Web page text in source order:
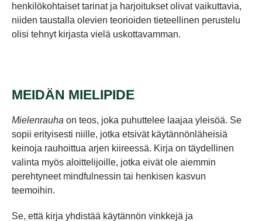
henkilökohtaiset tarinat ja harjoitukset olivat vaikuttavia,
niiden taustalla olevien teorioiden tieteellinen perustelu
olisi tehnyt kirjasta vielä uskottavamman.
MEIDÄN MIELIPIDE
Mielenrauha on teos, joka puhuttelee laajaa yleisöä. Se
sopii erityisesti niille, jotka etsivät käytännönläheisiä
keinoja rauhoittua arjen kiireessä. Kirja on täydellinen
valinta myös aloittelijoille, jotka eivät ole aiemmin
perehtyneet mindfulnessin tai henkisen kasvun
teemoihin.
Se, että kirja yhdistää käytännön vinkkejä ja